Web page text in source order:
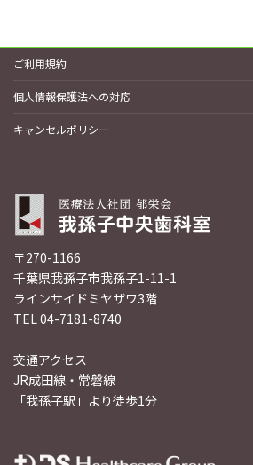
ご利用規約
個人情報保護法への対応
キャンセルポリシー
〒270-1166
千葉県我孫子市我孫子1-11-1
ラインサイドミヤザワ3階
TEL 04-7181-8740
交通アクセス
JR成田線・常磐線
「我孫子駅」より徒歩1分